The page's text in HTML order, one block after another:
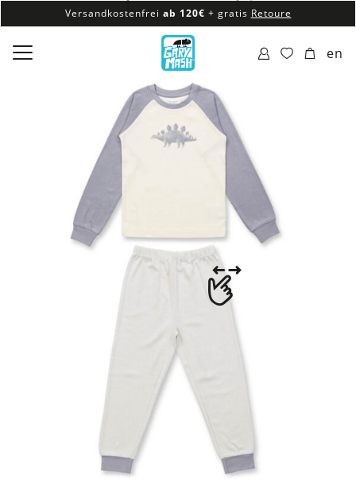
Versandkostenfrei ab 120€ + gratis Retoure
100% veganes & fair produziertes Sortiment
Versandkostenfrei ab 120€
en